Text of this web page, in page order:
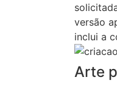
versão
inclui a
Arte